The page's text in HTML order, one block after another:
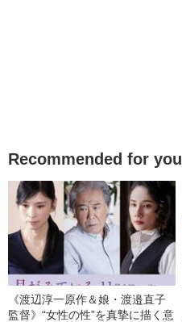
Recommended for you
《渡辺淳一原作＆娘・渡邉直子
監督》“女性の性”を真摯に描く意